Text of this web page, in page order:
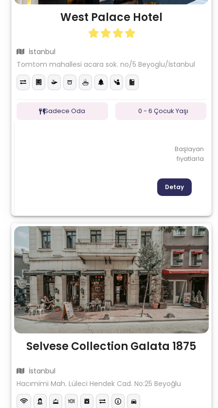
West Palace Hotel
İstanbul
Tomtom mahallesi acara sok. no/5 Beyoglu/İstanbul
Sadece Oda 0 - 6 Çocuk Yaşı
Başlayan
fiyatlarla
Detay
Selvese Collection Galata 1875
İstanbul
Hacımimi Mah. Lüleci Hendek Cad. No:25 Beyoğlu